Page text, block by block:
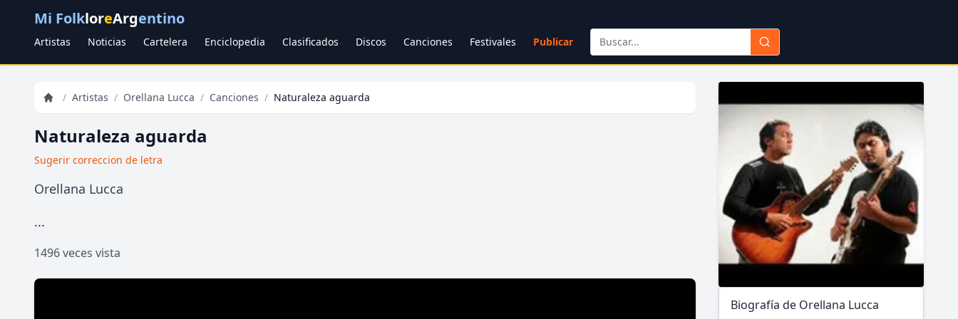
Mi FolkloreArgentino
Artistas Noticias Cartelera Enciclopedia Clasificados Discos Canciones Festivales Publicar
/ Artistas / Orellana Lucca / Canciones / Naturaleza aguarda
Naturaleza aguarda
Sugerir correccion de letra
Orellana Lucca
...
1496 veces vista
Biografía de Orellana Lucca